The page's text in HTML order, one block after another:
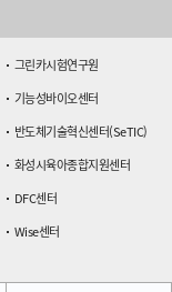
그린카시험연구원
기능성바이오센터
반도체기술혁신센터(SeTIC)
화성시육아종합지원센터
DFC센터
Wise센터